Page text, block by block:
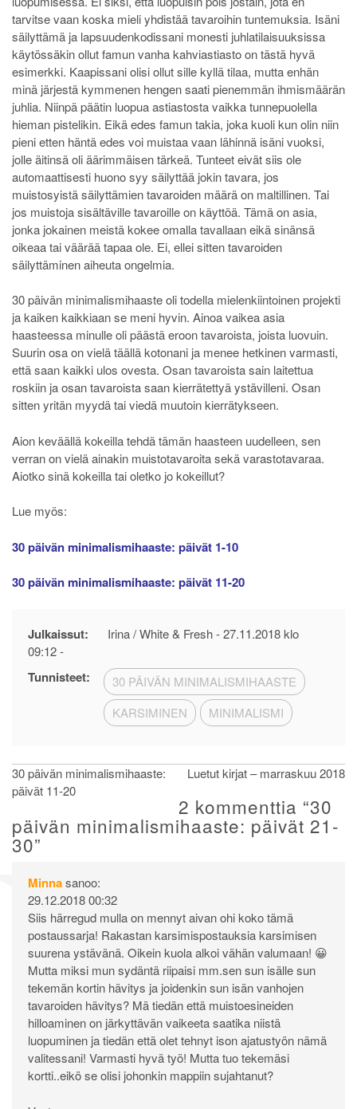
tarvitse vaan koska mieli yhdistää tavaroihin tuntemuksia. Isäni
säilyttämä ja lapsuudenkodissani monesti juhlatilaisuuksissa
käytössäkin ollut famun vanha kahviastiasto on tästä hyvä
esimerkki. Kaapissani olisi ollut sille kyllä tilaa, mutta enhän
minä järjestä kymmenen hengen saati pienemmän ihmismäärän
juhlia. Niinpä päätin luopua astiastosta vaikka tunnepuolella
hieman pistelikin. Eikä edes famun takia, joka kuoli kun olin niin
pieni etten häntä edes voi muistaa vaan lähinnä isäni vuoksi,
jolle äitinsä oli äärimmäisen tärkeä. Tunteet eivät siis ole
automaattisesti huono syy säilyttää jokin tavara, jos
muistosyistä säilyttämien tavaroiden määrä on maltillinen. Tai
jos muistoja sisältäville tavaroille on käyttöä. Tämä on asia,
jonka jokainen meistä kokee omalla tavallaan eikä sinänsä
oikeaa tai väärää tapaa ole. Ei, ellei sitten tavaroiden
säilyttäminen aiheuta ongelmia.
30 päivän minimalismihaaste oli todella mielenkiintoinen projekti
ja kaiken kaikkiaan se meni hyvin. Ainoa vaikea asia
haasteessa minulle oli päästä eroon tavaroista, joista luovuin.
Suurin osa on vielä täällä kotonani ja menee hetkinen varmasti,
että saan kaikki ulos ovesta. Osan tavaroista sain laitettua
roskiin ja osan tavaroista saan kierrätettyä ystävilleni. Osan
sitten yritän myydä tai viedä muutoin kierrätykseen.
Aion keväällä kokeilla tehdä tämän haasteen uudelleen, sen
verran on vielä ainakin muistotavaroita sekä varastotavaraa.
Aiotko sinä kokeilla tai oletko jo kokeillut?
Lue myös:
30 päivän minimalismihaaste: päivät 1-10
30 päivän minimalismihaaste: päivät 11-20
Julkaissut: Irina / White & Fresh -27.11.2018 klo
09:12-
Tunnisteet:
30 PÄIVÄN MINIMALISMIHAASTE
KARSIMINEN
MINIMALISMI
Artikkelien
selaus
30 päivän minimalismihaaste:
päivät 11-20
Luetut kirjat – marraskuu 2018
2 kommenttia “30
päivän minimalismihaaste: päivät 21-
30”
Minnasanoo:
29.12.2018 00:32
Siis härregud mulla on mennyt aivan ohi koko tämä
postaussarja! Rakastan karsimispostauksia karsimisen
suurena ystävänä. Oikein kuola alkoi vähän valumaan! 😀
Mutta miksi mun sydäntä riipaisi mm.sen sun isälle sun
tekemän kortin hävitys ja joidenkin sun isän vanhojen
tavaroiden hävitys? Mä tiedän että muistoesineiden
hilloaminen on järkyttävän vaikeeta saatika niistä
luopuminen ja tiedän että olet tehnyt ison ajatustyön nämä
valitessani! Varmasti hyvä työ! Mutta tuo tekemäsi
kortti..eikö se olisi johonkin mappiin sujahtanut?